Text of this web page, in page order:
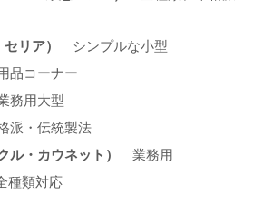
リア）
シンプルな小型
品コーナー
務用大型
派・伝統製法
ル・カウネット）
業務用
種類対応